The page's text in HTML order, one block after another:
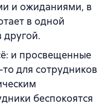
и ожиданиями, в
в одной
другой.
и просвещенные
для сотрудников
беспокоятся